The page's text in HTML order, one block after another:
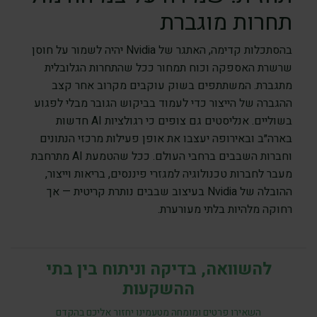
תחרות מוגברת
בהסתכלות קדימה, האתגר של Nvidia יהיה לשמור על חוסן
שרשרת האספקה וכוח תמחור ככל שהתחרות הגלובלית
מתגברת. המשתתפים בשוק עוקבים מקרוב אחר קצב
ההגברה של הייצור כדי לעמוד בביקוש הגובר מבלי לפגוע
בשוליים. אנליסטים גם צופים כי רגולציות AI חדשות
בארה״ב ובאירופה יעצבו את אופן פעילות מרכזי הנתונים
וחברות השבבים ברחבי העולם. ככל שהטמעת AI מתרחבת
מעבר לחברות טכנולוגיה למגזרי פיננסים, בריאות וייצור,
ההובלה של Nvidia בעיצוב שבבים נותרת קריטית — אך
רחוקה מלהיות בלתי מעורערת.
להשוואה, בדיקה וניתוח בין בתי
ההשקעות
השאירו פרטים ומומחה מטעמינו יחזור אליכם בהקדם